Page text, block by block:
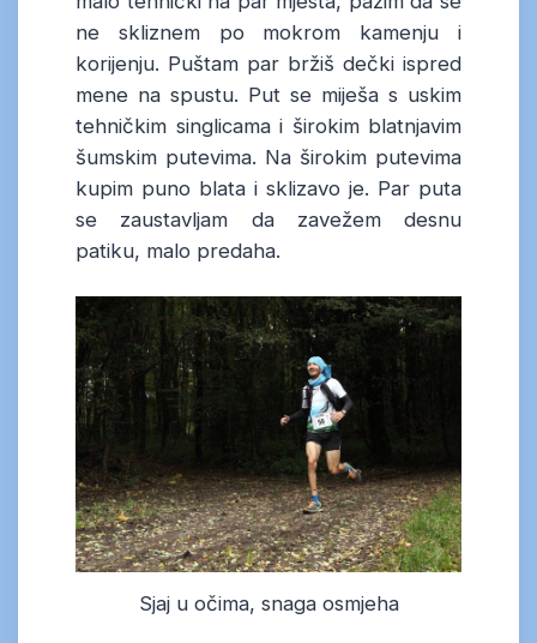
ne skliznem po mokrom kamenju i
korijenju. Puštam par bržiš dečki ispred
mene na spustu. Put se miješa s uskim
tehničkim singlicama i širokim blatnjavim
šumskim putevima. Na širokim putevima
kupim puno blata i sklizavo je. Par puta
se zaustavljam da zavežem desnu
patiku, malo predaha.
Sjaj u očima, snaga osmjeha